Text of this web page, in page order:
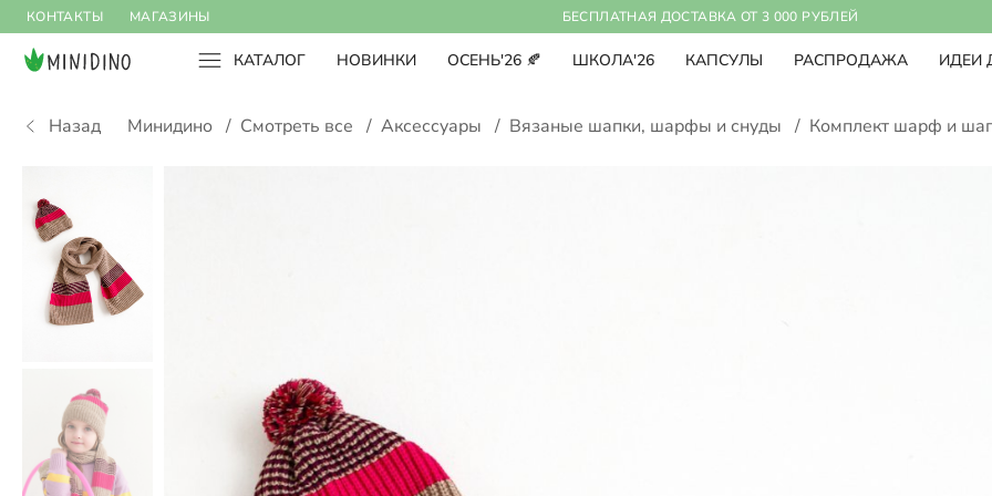
КОНТАКТЫ МАГАЗИНЫ БЕСПЛАТНАЯ ДОСТАВКА ОТ 3 000 РУБЛЕЙ
КАТАЛОГ НОВИНКИ ОСЕНЬ'26 🍂 ШКОЛА'26 КАПСУЛЫ РАСПРОДАЖА ИДЕИ
Назад Минидино / Смотреть все / Аксессуары / Вязаные шапки, шарфы и снуды / Комплект шарф и